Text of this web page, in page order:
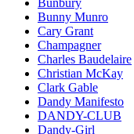
Bunbury
Bunny Munro
Cary Grant
Champagner
Charles Baudelaire
Christian McKay
Clark Gable
Dandy Manifesto
DANDY-CLUB
Dandy-Girl